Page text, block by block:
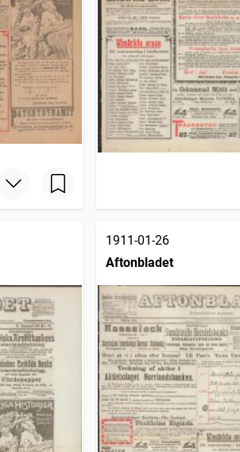
1911-01-26
Aftonbladet